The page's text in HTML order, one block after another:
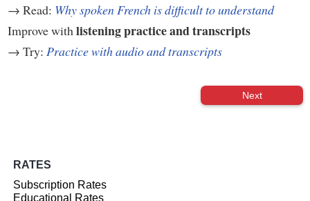
→ Read: Why spoken French is difficult to understand
Improve with listening practice and transcripts
→ Try: Practice with audio and transcripts
Next
RATES
Subscription Rates
Educational Rates